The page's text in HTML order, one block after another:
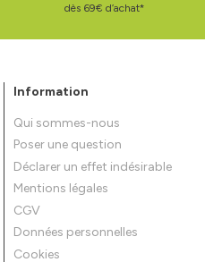
dès 69€ d’achat*
Information
Qui sommes-nous
Poser une question
Déclarer un effet indésirable
Mentions légales
CGV
Données personnelles
Cookies